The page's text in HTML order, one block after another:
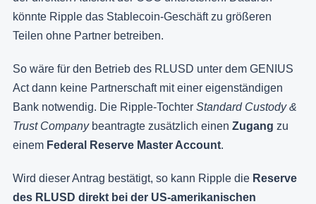
könnte Ripple das Stablecoin-Geschäft zu größeren
Teilen ohne Partner betreiben.
So wäre für den Betrieb des RLUSD unter dem GENIUS
Act dann keine Partnerschaft mit einer eigenständigen
Bank notwendig. Die Ripple-Tochter Standard Custody &
Trust Companybeantragte zusätzlich einen Zugang zu
einem Federal Reserve Master Account.
Wird dieser Antrag bestätigt, so kann Ripple die Reserve
des RLUSD direkt bei der US-amerikanischen